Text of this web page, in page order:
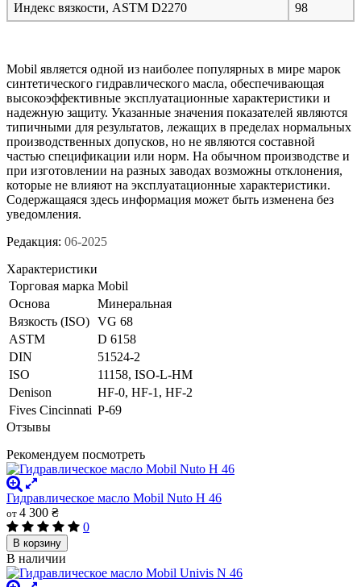
Индекс вязкости, ASTM D2270
98
Mobil является одной из наиболее популярных в мире марок
синтетического гидравлического масла, обеспечивающая
высокоэффективные эксплуатационные характеристики и
надежную защиту. Указанные значения показателей являются
типичными для результатов, лежащих в пределах нормальных
производственных допусков, но не являются составной
частью спецификации или норм. На обычном производстве и
при изготовлении на разных заводах возможны отклонения,
которые не влияют на эксплуатационные характеристики.
Содержащаяся здесь информация может быть изменена без
уведомления.
Редакция: 06-2025
Характеристики
Торговая марка Mobil
Основа
Минеральная
Вязкость (ISO) VG 68
ASTM
D 6158
DIN
51524-2
ISO
11158, ISO-L-HM
Denison
HF-0, HF-1, HF-2
Fives Cincinnati P-69
Отзывы
Рекомендуем посмотреть
Гидравлическое масло Mobil Nuto H 46
от 4 300 ₴
0
В корзину
В наличии